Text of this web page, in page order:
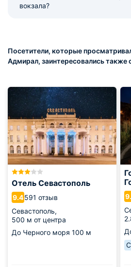
вокзала?
Посетители, которые
Адмирал, заинтересовались
Отель Севастополь
9.4591 отзыв
Севастополь,
500 м от центра
До Черного моря 100 м